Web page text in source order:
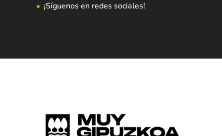
¡Síguenos en redes sociales!